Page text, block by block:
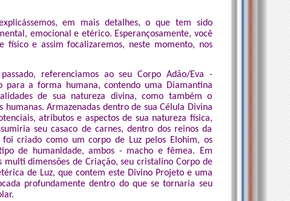
em mais detalhes, o que tem sido
emocional e etérico. Esperançosamente, você
e assim focalizaremos, neste momento, nos
referenciamos ao seu Corpo Adão/Eva -
para a forma humana, contendo uma Diamantina
de sua natureza divina, como também o
Armazenadas dentro de sua Célula Divina
atributos e aspectos de sua natureza física,
seu casaco de carnes, dentro dos reinos da
foi criado como um corpo de Luz pelos Elohim, os
de humanidade, ambos - macho e fêmea. Em
multi dimensões de Criação, seu cristalino Corpo de
de Luz, que contem este Divino Projeto e uma
profundamente dentro do que se tornaria seu